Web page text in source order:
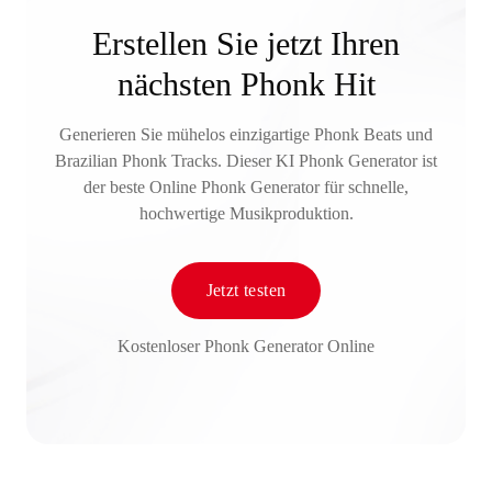
Erstellen Sie jetzt Ihren
nächsten Phonk Hit
Generieren Sie mühelos einzigartige Phonk Beats und
Brazilian Phonk Tracks. Dieser KI Phonk Generator ist
der beste Online Phonk Generator für schnelle,
hochwertige Musikproduktion.
Jetzt testen
Kostenloser Phonk Generator Online